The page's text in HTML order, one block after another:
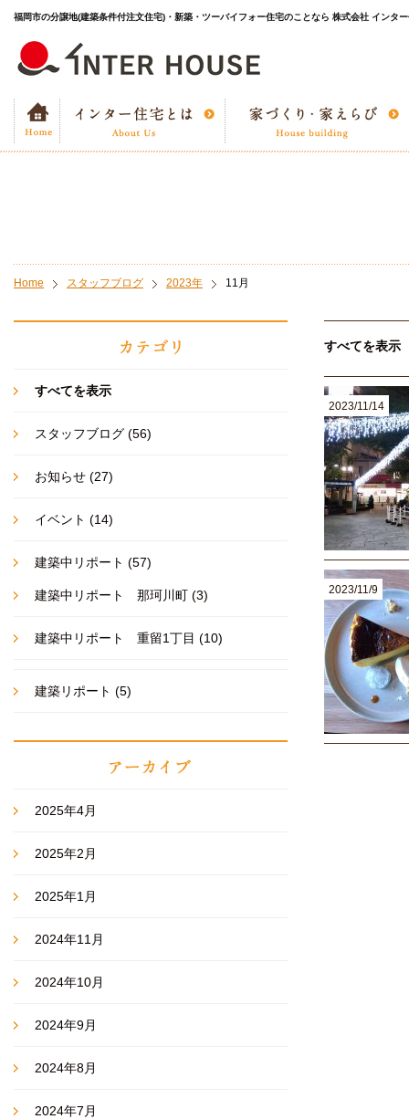
福岡市の分譲地(建築条件付注文住宅)・新築・ツーバイフォー住宅のことなら 株式会社 インタ
Home スタッフブログ 2023年 11月
すべてを表示
スタッフブログ (56)
お知らせ (27)
イベント (14)
建築中リポート (57)
建築中リポート 那珂川町 (3)
建築中リポート 重留1丁目 (10)
建築リポート (5)
2025年4月
2025年2月
2025年1月
2024年11月
2024年10月
2024年9月
2024年8月
2024年7月
すべてを表示
2023/11/14
2023/11/9